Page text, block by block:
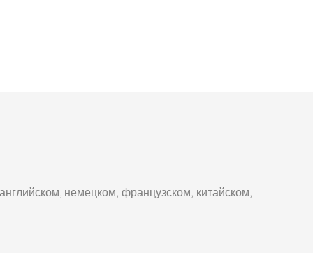
немецком, французском, китайском,